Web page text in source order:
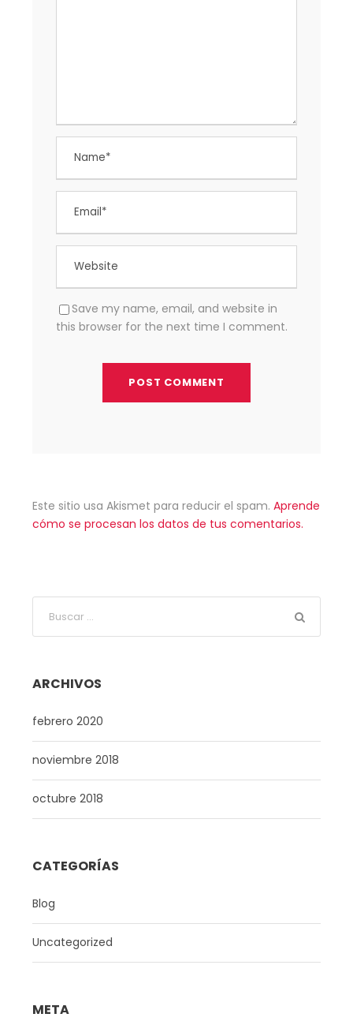
Save my name, email, and website in
this browser for the next time I comment.
Este sitio usa Akismet para reducir el spam. Aprende
cómo se procesan los datos de tus comentarios.
ARCHIVOS
febrero 2020
noviembre 2018
octubre 2018
CATEGORÍAS
Blog
Uncategorized
META